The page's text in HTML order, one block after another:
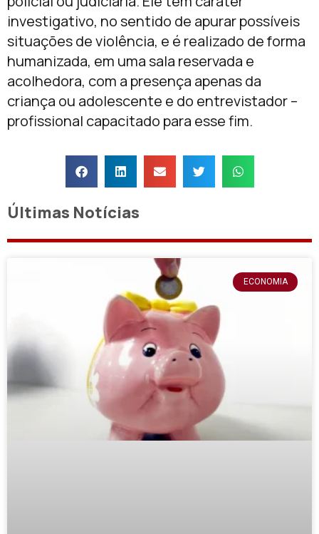
investigativo, no sentido de apurar possíveis
situações de violência, e é realizado de forma
humanizada, em uma sala reservada e
acolhedora, com a presença apenas da
criança ou adolescente e do entrevistador –
profissional capacitado para esse fim.
Últimas Notícias
ECONOMIA